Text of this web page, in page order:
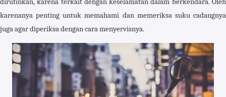
karenanya penting untuk memahami dan memeriksa suku cadangnya
juga agar diperiksa dengan cara menyervisnya.